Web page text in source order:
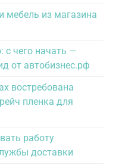
мебель из магазина
с чего начать —
от автобизнес.рф
востребована
пленка для
работу
доставки